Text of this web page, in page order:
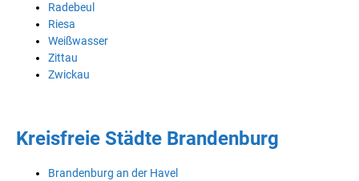
Radebeul
Riesa
Weißwasser
Zittau
Zwickau
Kreisfreie Städte Brandenburg
Brandenburg an der Havel